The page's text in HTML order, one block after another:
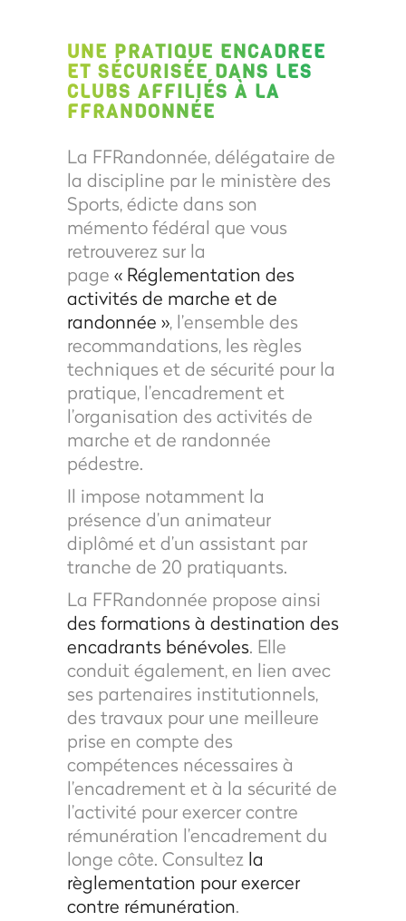
UNE PRATIQUE ENCADRÉE
ET SÉCURISÉE DANS LES
CLUBS AFFILIÉS À LA
FFRANDONNÉE
La FFRandonnée, délégataire de
la discipline par le ministère des
Sports, édicte dans son
mémento fédéral que vous
retrouverez sur la
page « Réglementation des
activités de marche et de
randonnée », l’ensemble des
recommandations, les règles
techniques et de sécurité pour la
pratique, l’encadrement et
l’organisation des activités de
marche et de randonnée
pédestre.
Il impose notamment la
présence d’un animateur
diplômé et d’un assistant par
tranche de 20 pratiquants.
La FFRandonnée propose ainsi
des formations à destination des
encadrants bénévoles. Elle
conduit également, en lien avec
ses partenaires institutionnels,
des travaux pour une meilleure
prise en compte des
compétences nécessaires à
l’encadrement et à la sécurité de
l’activité pour exercer contre
rémunération l’encadrement du
longe côte. Consultez la
règlementation pour exercer
contre rémunération.